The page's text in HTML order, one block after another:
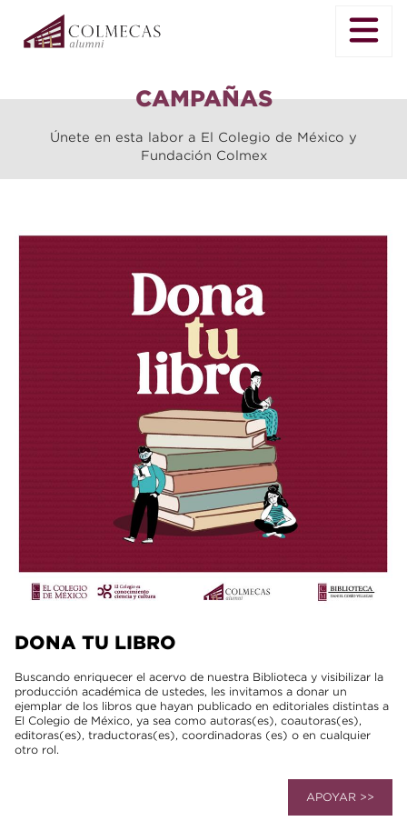
CAMPAÑAS
Únete en esta labor a El Colegio de México y
Fundación Colmex
DONA TU LIBRO
Buscando enriquecer el acervo de nuestra Biblioteca y visibilizar la
producción académica de ustedes, les invitamos a donar un
ejemplar de los libros que hayan publicado en editoriales distintas a
El Colegio de México, ya sea como autoras(es), coautoras(es),
editoras(es), traductoras(es), coordinadoras (es) o en cualquier
otro rol.
APOYAR >>